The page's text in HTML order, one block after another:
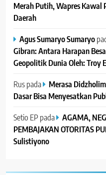
Merah Putih, Wapres Kawal
Daerah
Agus Sumaryo Sumaryo
Gibran: Antara Harapan
Geopolitik Dunia Oleh: Troy
Ruspada
Merasa
Dasar Bisa Menyesatkan
Setio EP pada
AGAMA,
PEMBAJAKAN OTORITAS
Sulistiyono